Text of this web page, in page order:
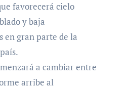
favorecerá cielo
y baja
en gran parte de la
a cambiar entre
arribe al